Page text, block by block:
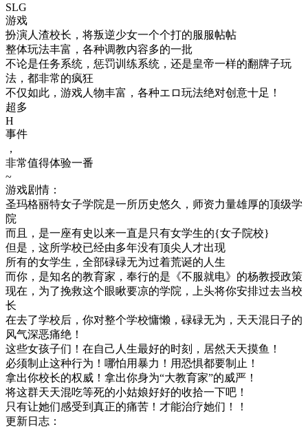
SLG
游戏
扮演人渣校长，将叛逆少女一个个打的服服帖帖
整体玩法丰富，各种调教内容多的一批
不论是任务系统，惩罚训练系统，还是皇帝一样的翻牌子玩
法，都非常的疯狂
不仅如此，游戏人物丰富，各种エロ玩法绝对创意十足！
超多
H
事件
，
非常值得体验一番
~
游戏剧情：
圣玛格丽特女子学院是一所历史悠久，师资力量雄厚的顶级学
院
而且，是一座有史以来一直是只有女学生的{女子院校}
但是，这所学校已经由多年没有顶尖人才出现
所有的女学生，全部碌碌无为过着荒诞的人生
而你，是知名的教育家，奉行的是《不服就电》的杨教授政策
现在，为了挽救这个眼瞅要凉的学院，上头将你安排过去当校
长
在去了学校后，你对整个学校慵懒，碌碌无为，天天混日子的
风气深恶痛绝！
这些女孩子们！在自己人生最好的时刻，居然天天摸鱼！
必须制止这种行为！哪怕用暴力！用恐惧都要制止！
拿出你校长的权威！拿出你身为“大教育家”的威严！
将这群天天混吃等死的小姑娘好好的收拾一下吧！
只有让她们感受到真正的痛苦！才能治疗她们！！
更新日志：